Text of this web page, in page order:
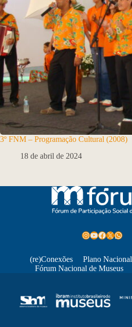
3º FNM – Programação Cultural (2008)
18 de abril de 2024
Instagram
Youtube
Facebook
X
(re)Conexões
Plano
Fórum Nacional de Museus